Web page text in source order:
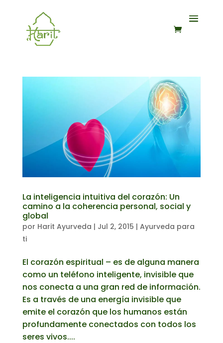
La inteligencia intuitiva del corazón: Un
camino a la coherencia personal, social y
global
por Harit Ayurveda | Jul 2, 2015 | Ayurveda para
ti
El corazón espiritual – es de alguna manera
como un teléfono inteligente, invisible que
nos conecta a una gran red de información.
Es a través de una energía invisible que
emite el corazón que los humanos están
profundamente conectados con todos los
seres vivos....